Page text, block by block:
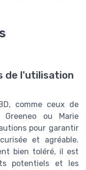
de l'utilisation
comme ceux de
ou Marie
pour garantir
et agréable.
bien toléré, il est
potentiels et les